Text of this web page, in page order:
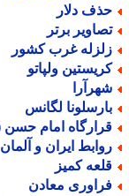
دلار
برتر
غرب کشور
ولپاتو
لگانس
امام حسن (ع)
ایران و آلمان
کمیز
معادن